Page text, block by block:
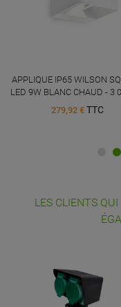
IP65 WILSON SQUARE
9W BLANC CHAUD - 3 000 K...
279,92 €TTC
LES CLIENTS